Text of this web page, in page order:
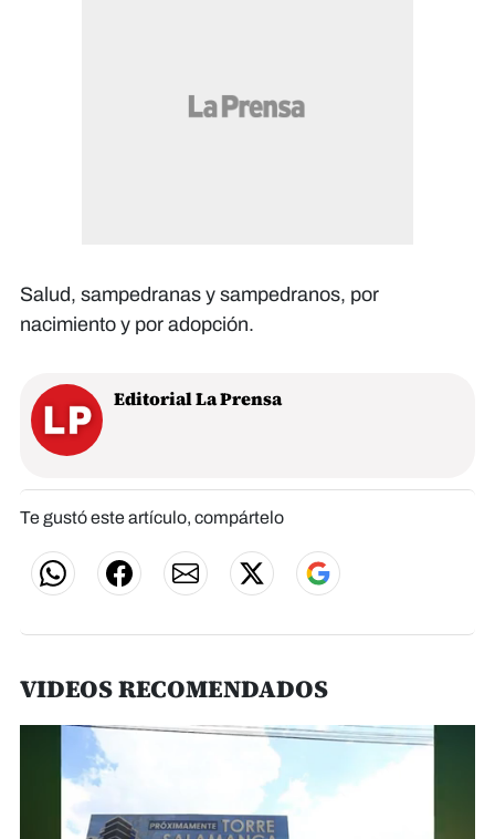
Salud, sampedranas y sampedranos, por
nacimiento y por adopción.
Editorial La Prensa
Te gustó este artículo, compártelo
VIDEOS RECOMENDADOS